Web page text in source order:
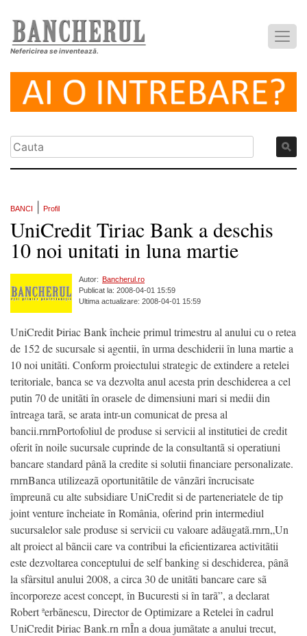
Nefericirea se inventează.
BANCI Profil
UniCredit Tiriac Bank a deschis
10 noi unitati in luna martie
Autor: Bancherul.ro
Publicat la: 2008-04-01 15:59
Ultima actualizare: 2008-04-01 15:59
UniCredit Þiriac Bank încheie primul trimestru al anului cu o retea
de 152 de sucursale si agentii, în urma deschiderii în luna martie a
10 noi unitãti. Conform proiectului strategic de extindere a retelei
teritoriale, banca se va dezvolta anul acesta prin deschiderea a cel
putin 70 de unitãti în orasele de dimensiuni mari si medii din
întreaga tarã, se arata intr-un comunicat de presa al
bancii.rnrnPortofoliul de produse si servicii al institutiei de credit
oferit în noile sucursale cuprinde de la consultantã si operatiuni
bancare standard pânã la credite si solutii financiare personalizate.
rnrnBanca utilizeazã oportunitãtile de vânzãri încrucisate
împreunã cu alte subsidiare UniCredit si de parteneriatele de tip
joint venture încheiate în România, oferind prin intermediul
sucursalelor sale produse si servicii cu valoare adãugatã.rnrn„Un
alt proiect al bãncii care va contribui la eficientizarea activitãtii
este dezvoltarea conceptului de self banking si deschiderea, pânã
la sfârsitul anului 2008, a circa 30 de unitãti bancare care sã
încorporeze acest concept, în Bucuresti si în tarã”, a declarat
Robert ªerbãnescu, Director de Optimizare a Retelei în cadrul
UniCredit Þiriac Bank.rn rnÎn a doua jumãtate a anului trecut,